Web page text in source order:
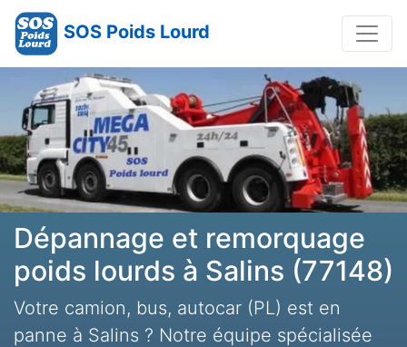
SOS Poids Lourd
Dépannage et remorquage
poids lourds à Salins (77148)
Votre camion, bus, autocar (PL) est en
panne à Salins ? Notre équipe spécialisée